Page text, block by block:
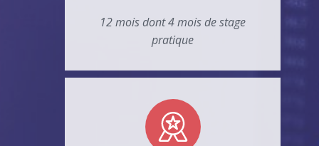
12 mois dont 4 mois de stage
pratique